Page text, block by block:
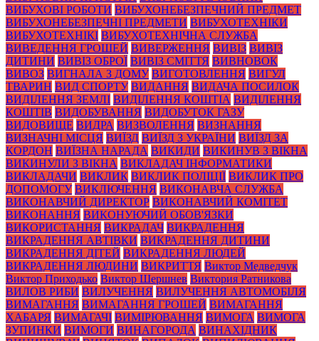
ВИБУХОВІ РОБОТИ ВИБУХОНЕБЕЗПЕЧНИЙ ПРЕДМЕТ
ВИБУХОНЕБЕЗПЕЧНІ ПРЕДМЕТИ ВИБУХОТЕХНІКИ
ВИБУХОТЕХНІКІ ВИБУХОТЕХНІЧНА СЛУЖБА
ВИВЕДЕННЯ ГРОШЕЙ ВИВЕРЖЕННЯ ВИВІЗ ВИВІЗ
ДИТИНИ ВИВІЗ ОБРОЇ ВИВІЗ СМІТТЯ ВИВНОВОК
ВИВОЗ ВИГНАЛА З ДОМУ ВИГОТОВЛЕННЯ ВИГУЛ
ТВАРИН ВИД СПОРТУ ВИДАННЯ ВИДАЧА ПОСИЛОК
ВИДІЛЕННЯ ЗЕМЛІ ВИДІЛЕННЯ КОШТІА ВИДІЛЕННЯ
КОШТІВ ВИДОБУВАННЯ ВИДОБУТОК ГАЗУ
ВИДОВИЩЕ ВИДРА ВИЗВОЛЕННЯ ВИЗНАННЯ
ВИЗНАЧНІ МІСЦЯ ВИЇЗД ВИЇЗД З УКРАЇНИ ВИЇЗД ЗА
КОРДОН ВИЇЗНА НАРАДА ВИКИДИ ВИКИНУВ З ВІКНА
ВИКИНУЛИ З ВІКНА ВИКЛАДАЧ ІНФОРМАТИКИ
ВИКЛАДАЧИ ВИКЛИК ВИКЛИК ПОЛІЦІЇ ВИКЛИК ПРО
ДОПОМОГУ ВИКЛЮЧЕННЯ ВИКОНАВЧА СЛУЖБА
ВИКОНАВЧИЙ ДИРЕКТОР ВИКОНАВЧИЙ КОМІТЕТ
ВИКОНАННЯ ВИКОНУЮЧИЙ ОБОВ'ЯЗКИ
ВИКОРИСТАННЯ ВИКРАДАЧ ВИКРАДЕННЯ
ВИКРАДЕННЯ АВТІВКИ ВИКРАДЕННЯ ДИТИНИ
ВИКРАДЕННЯ ДІТЕЙ ВИКРАДЕННЯ ЛЮДЕЙ
ВИКРАДЕННЯ ЛЮДИНИ ВИКРИТТЯ Виктор Медведчук
Виктор Приходько Виктор Шершнев Виктория Ратникова
ВИЛОВ РИБИ ВИЛУЧЕННЯ ВИЛУЧЕННЯ АВТОМОБІЛЯ
ВИМАГАННЯ ВИМАГАННЯ ГРОШЕЙ ВИМАГАННЯ
ХАБАРЯ ВИМАГАЧІ ВИМІРЮВАННЯ ВИМОГА ВИМОГА
ЗУПИНКИ ВИМОГИ ВИНАГОРОДА ВИНАХІДНИК